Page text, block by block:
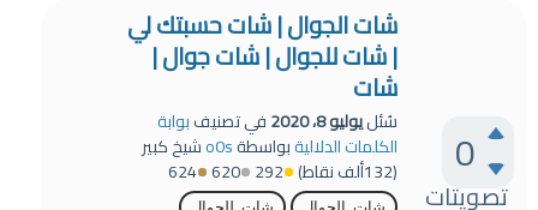
0
تصويتات
شات الجوال | شات حسبتك لي
| شات للجوال | شات جوال |
شات
سُئليوليو 8، 2020 في تصنيفبوابة
الكلمات الدلاليةبواسطةo0sشيخ كبير
(132ألف نقاط) 292
620
624